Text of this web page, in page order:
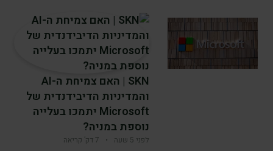
SKN | האם צמיחת ה-AI
והמדיניות הדיבידנדית של
Microsoft יתמכו בעלייה
נוספת במניה?
לפני 5 שעה • 7 דק’ קריאה